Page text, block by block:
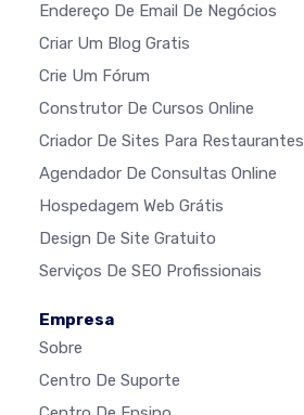
Endereço De Email De Negócios
Criar Um Blog Gratis
Crie Um Fórum
Construtor De Cursos Online
Criador De Sites Para Restaurantes
Agendador De Consultas Online
Hospedagem Web Grátis
Design De Site Gratuito
Serviços De SEO Profissionais
Empresa
Sobre
Centro De Suporte